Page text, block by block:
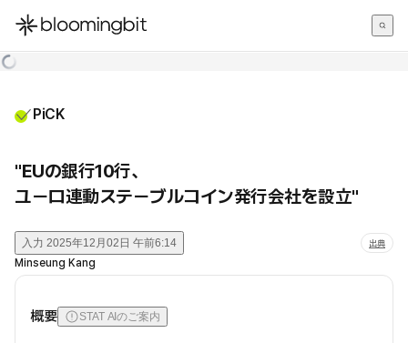
한국어
PiCK
"EUの銀行10行、
ユーロ連動ステーブルコイン発行会社を設立"
入力 2025年12月02日 午前6:14 出典
Minseung Kang
概要 STAT AIのご案内